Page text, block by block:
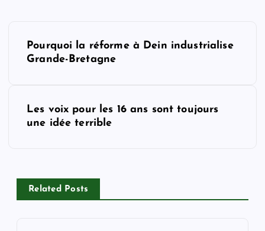
a
Pourquoi la réforme à Dein industrialise
Grande-Bretagne
Les voix pour les 16 ans sont toujours
une idée terrible
Related Posts